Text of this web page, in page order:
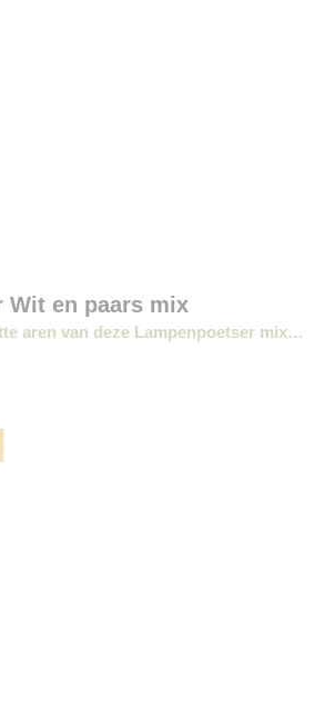
Wit en paars mix
aren van deze Lampenpoetser mix…